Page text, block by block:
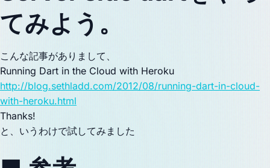
てみよう。
こんな記事がありまして、
Running Dart in the Cloud with Heroku
http://blog.sethladd.com/2012/08/running-dart-in-cloud-
with-heroku.html
Thanks!
と、いうわけで試してみました